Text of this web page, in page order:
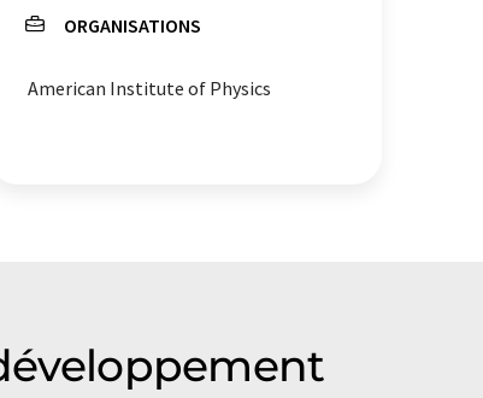
glucose
ORGANISATIONS
American Institute of Physics